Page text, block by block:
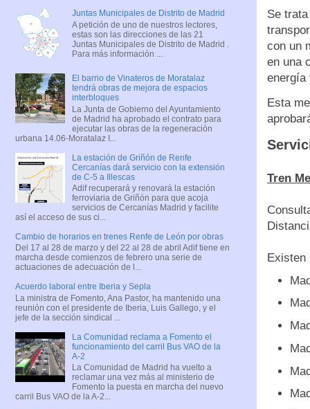
Se
con un
en una
energía
Esta
Tren
Existen
Juntas Municipales de Distrito de Madrid
A petición de uno de nuestros lectores,
estas son las direcciones de las 21
Juntas Municipales de Distrito de Madrid .
Para más información ...
El barrio de Vinateros de Moratalaz
tendrá obras de mejora de espacios
interbloques
La Junta de Gobierno del Ayuntamiento
de Madrid ha aprobado el contrato para
ejecutar las obras de la regeneración
urbana 14.06-Moratalaz I...
La estación de Griñón de Renfe
Cercanías dará servicio con la extensión
de C-5 a Illescas
Adif recuperará y renovará la estación
ferroviaria de Griñón para que acoja
servicios de Cercanías Madrid y facilite
así el acceso de sus ci...
Cambio de horarios en trenes Renfe de León por obras
Del 17 al 28 de marzo y del 22 al 28 de abril Adif tiene en
marcha desde comienzos de febrero una serie de
actuaciones de adecuación de l...
Acuerdo laboral entre Iberia y Sepla
La ministra de Fomento, Ana Pastor, ha mantenido una
reunión con el presidente de Iberia, Luis Gallego, y el
jefe de la sección sindical ...
La Comunidad reclama a Fomento el
funcionamiento del carril Bus VAO de la
A-2
La Comunidad de Madrid ha vuelto a
reclamar una vez más al ministerio de
Fomento la puesta en marcha del nuevo
carril Bus VAO de la A-2...